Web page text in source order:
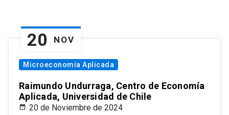
20 NOV
Microeconomía Aplicada
Raimundo Undurraga, Centro de Economía
Aplicada, Universidad de Chile
20 de Noviembre de 2024